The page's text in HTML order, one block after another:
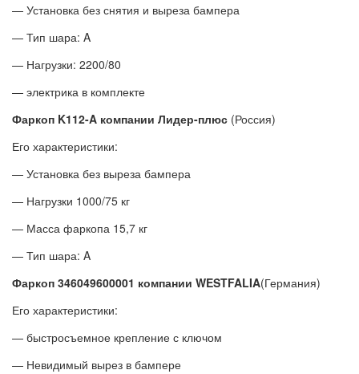
— Установка без снятия и выреза бампера
— Тип шара: A
— Нагрузки: 2200/80
— электрика в комплекте
Фаркоп K112-A компании Лидер-плюс (Россия)
Его характеристики:
— Установка без выреза бампера
— Нагрузки 1000/75 кг
— Масса фаркопа 15,7 кг
— Тип шара: A
Фаркоп 346049600001 компании WESTFALIA(Германия)
Его характеристики:
— быстросъемное крепление с ключом
— Невидимый вырез в бампере